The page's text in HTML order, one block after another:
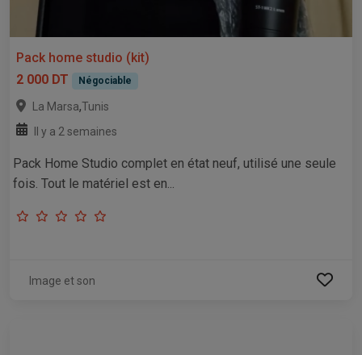
Pack home studio (kit)
2 000 DT
Négociable
La Marsa,Tunis
Il y a 2 semaines
Pack Home Studio complet en état neuf, utilisé une seule
fois. Tout le matériel est en...
Image et son